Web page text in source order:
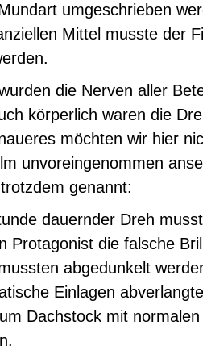
umgeschrieben
Mittel musste der
die Nerven aller
körperlich waren die
möchten wir hier
unvoreingenommen
genannt:
dauernder Dreh
Protagonist die falsche
abgedunkelt
Einlagen
Dachstock mit